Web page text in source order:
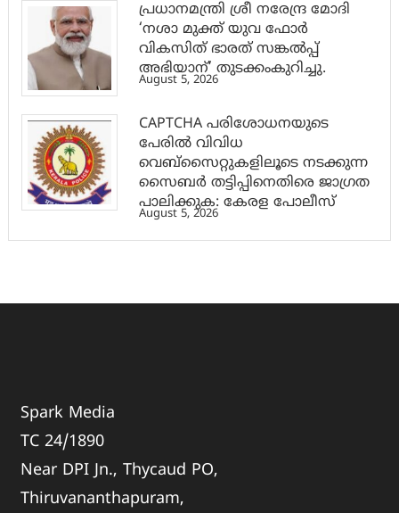
പ്രധാനമന്ത്രി ശ്രീ നരേന്ദ്ര മോദി
‘നശാ മുക്ത് യുവ ഫോർ
വികസിത് ഭാരത് സങ്കൽപ്പ്
അഭിയാന്’ തുടക്കംകുറിച്ചു.
August 5, 2026
CAPTCHA പരിശോധനയുടെ
പേരില്‍ വിവിധ
വെബ്സൈറ്റുകളിലൂടെ നടക്കുന്ന
സൈബര്‍ തട്ടിപ്പിനെതിരെ ജാഗ്രത
പാലിക്കുക: കേരള പോലീസ്
August 5, 2026
Spark Media
TC 24/1890
Near DPI Jn., Thycaud PO,
Thiruvananthapuram,